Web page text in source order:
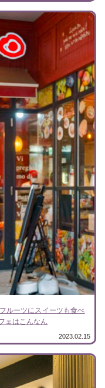
ルーツにスイーツも食べ
ェはこんなん
2023.02.15